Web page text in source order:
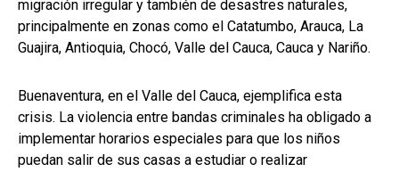
migración irregular y también de desastres naturales,
principalmente en zonas como el Catatumbo, Arauca, La
Guajira, Antioquia, Chocó, Valle del Cauca, Cauca y Nariño.
Buenaventura, en el Valle del Cauca, ejemplifica esta
crisis. La violencia entre bandas criminales ha obligado a
implementar horarios especiales para que los niños
puedan salir de sus casas a estudiar o realizar